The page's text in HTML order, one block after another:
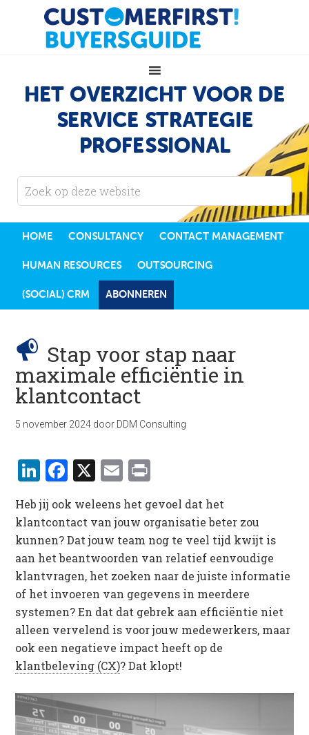
HET OVERZICHT VOOR DE
SERVICE STRATEGIE
PROFESSIONAL
HOME CONSULTANCY CONTACT MANAGEMENT
HUMAN RESOURCES OUTSOURCING
(SOCIAL) CRM ABONNEREN
Stap voor stap naar
maximale efficiëntie in
klantcontact
5 november 2024 door DDM Consulting
LinkedIn
Facebook
X Email
Heb jij ook weleens het gevoel dat het
klantcontact van jouw organisatie beter zou
kunnen? Dat jouw team nog te veel tijd kwijt is
aan het beantwoorden van relatief eenvoudige
klantvragen, het zoeken naar de juiste informatie
of het invoeren van gegevens in meerdere
systemen? En dat dat gebrek aan efficiëntie niet
alleen vervelend is voor jouw medewerkers, maar
ook een negatieve impact heeft op de
klantbeleving (CX)? Dat klopt!